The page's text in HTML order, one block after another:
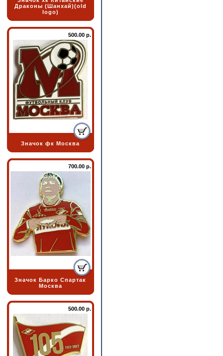
Драконы (Шанхай)(old
logo)
500.00 р.
Значок фк Москва
700.00 р.
Значок Барко Спартак
Москва
500.00 р.